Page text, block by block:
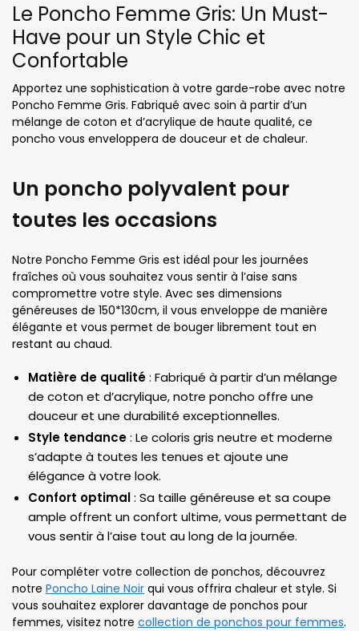
Le Poncho Femme Gris: Un Must-
Have pour un Style Chic et
Confortable
Apportez une sophistication à votre garde-robe avec notre
Poncho Femme Gris. Fabriqué avec soin à partir d’un
mélange de coton et d’acrylique de haute qualité, ce
poncho vous enveloppera de douceur et de chaleur.
Un poncho polyvalent pour
toutes les occasions
Notre Poncho Femme Gris est idéal pour les journées
fraîches où vous souhaitez vous sentir à l’aise sans
compromettre votre style. Avec ses dimensions
généreuses de 150*130cm, il vous enveloppe de manière
élégante et vous permet de bouger librement tout en
restant au chaud.
Matière de qualité: Fabriqué à partir d’un mélange
de coton et d’acrylique, notre poncho offre une
douceur et une durabilité exceptionnelles.
Style tendance: Le coloris gris neutre et moderne
s’adapte à toutes les tenues et ajoute une
élégance à votre look.
Confort optimal: Sa taille généreuse et sa coupe
ample offrent un confort ultime, vous permettant de
vous sentir à l’aise tout au long de la journée.
Pour compléter votre collection de ponchos, découvrez
notre Poncho Laine Noir qui vous offrira chaleur et style. Si
vous souhaitez explorer davantage de ponchos pour
femmes, visitez notre collection de ponchos pour femmes.